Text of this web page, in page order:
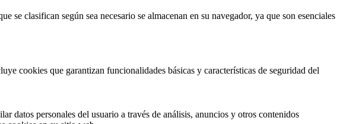
clasifican según sea necesario se almacenan en su navegador, ya que son esenciales
cookies que garantizan funcionalidades básicas y características de seguridad del
datos personales del usuario a través de análisis, anuncios y otros contenidos